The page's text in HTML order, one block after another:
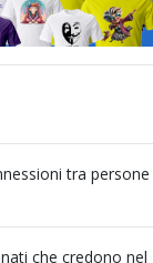
tra persone
che credono nel